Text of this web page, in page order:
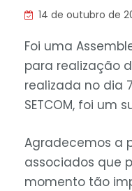
14 de outubro de
Foi uma
para realização
realizada no dia
SETCOM, foi um
Agradecemos a
associados que
momento tão